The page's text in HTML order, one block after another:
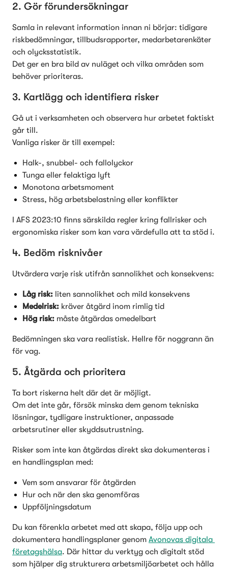
2. Gör förundersökningar
Samla in relevant information innan ni börjar: tidigare
riskbedömningar, tillbudsrapporter, medarbetarenkäter
och olycksstatistik.
Det ger en bra bild av nuläget och vilka områden som
behöver prioriteras.
3. Kartlägg och identifiera risker
Gå ut i verksamheten och observera hur arbetet faktiskt
går till.
Vanliga risker är till exempel:
Halk-, snubbel- och fallolyckor
Tunga eller felaktiga lyft
Monotona arbetsmoment
Stress, hög arbetsbelastning eller konflikter
I AFS 2023:10 finns särskilda regler kring fallrisker och
ergonomiska risker som kan vara värdefulla att ta stöd i.
4. Bedöm risknivåer
Utvärdera varje risk utifrån sannolikhet och konsekvens:
Låg risk: liten sannolikhet och mild konsekvens
Medelrisk: kräver åtgärd inom rimlig tid
Hög risk: måste åtgärdas omedelbart
Bedömningen ska vara realistisk. Hellre för noggrann än
för vag.
5. Åtgärda och prioritera
Ta bort riskerna helt där det är möjligt.
Om det inte går, försök minska dem genom tekniska
lösningar, tydligare instruktioner, anpassade
arbetsrutiner eller skyddsutrustning.
Risker som inte kan åtgärdas direkt ska dokumenteras i
en handlingsplan med:
Vem som ansvarar för åtgärden
Hur och när den ska genomföras
Uppföljningsdatum
Du kan förenkla arbetet med att skapa, följa upp och
dokumentera handlingsplaner genom Avonovas digitala
företagshälsa. Där hittar du verktyg och digitalt stöd
som hjälper dig strukturera arbetsmiljöarbetet och hålla